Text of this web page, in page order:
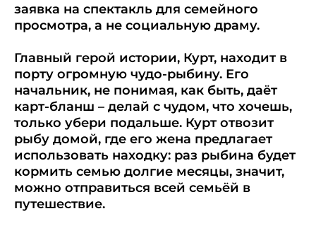
заявка на спектакль для семейного
просмотра, а не социальную драму.
Главный герой истории, Курт, находит в
порту огромную чудо-рыбину. Его
начальник, не понимая, как быть, даёт
карт-бланш – делай с чудом, что хочешь,
только убери подальше. Курт отвозит
рыбу домой, где его жена предлагает
использовать находку: раз рыбина будет
кормить семью долгие месяцы, значит,
можно отправиться всей семьёй в
путешествие.